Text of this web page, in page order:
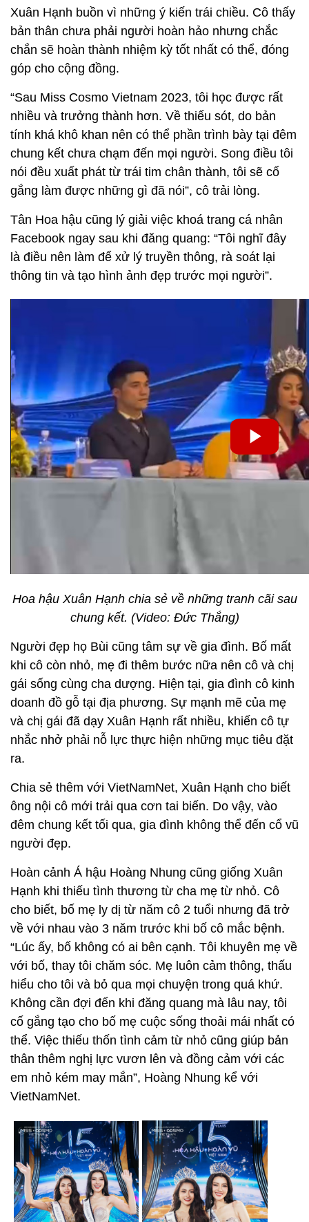
Xuân Hạnh buồn vì những ý kiến trái chiều. Cô thấy
bản thân chưa phải người hoàn hảo nhưng chắc
chắn sẽ hoàn thành nhiệm kỳ tốt nhất có thể, đóng
góp cho cộng đồng.
“Sau Miss Cosmo Vietnam 2023, tôi học được rất
nhiều và trưởng thành hơn. Về thiếu sót, do bản
tính khá khô khan nên có thể phần trình bày tại đêm
chung kết chưa chạm đến mọi người. Song điều tôi
nói đều xuất phát từ trái tim chân thành, tôi sẽ cố
gắng làm được những gì đã nói”, cô trải lòng.
Tân Hoa hậu cũng lý giải việc khoá trang cá nhân
Facebook ngay sau khi đăng quang: “Tôi nghĩ đây
là điều nên làm để xử lý truyền thông, rà soát lại
thông tin và tạo hình ảnh đẹp trước mọi người”.
Hoa hậu Xuân Hạnh chia sẻ về những tranh cãi sau
chung kết. (Video: Đức Thắng)
Người đẹp họ Bùi cũng tâm sự về gia đình. Bố mất
khi cô còn nhỏ, mẹ đi thêm bước nữa nên cô và chị
gái sống cùng cha dượng. Hiện tại, gia đình cô kinh
doanh đồ gỗ tại địa phương. Sự mạnh mẽ của mẹ
và chị gái đã dạy Xuân Hạnh rất nhiều, khiến cô tự
nhắc nhở phải nỗ lực thực hiện những mục tiêu đặt
ra.
Chia sẻ thêm với VietNamNet, Xuân Hạnh cho biết
ông nội cô mới trải qua cơn tai biến. Do vậy, vào
đêm chung kết tối qua, gia đình không thể đến cổ vũ
người đẹp.
Hoàn cảnh Á hậu Hoàng Nhung cũng giống Xuân
Hạnh khi thiếu tình thương từ cha mẹ từ nhỏ. Cô
cho biết, bố mẹ ly dị từ năm cô 2 tuổi nhưng đã trở
về với nhau vào 3 năm trước khi bố cô mắc bệnh.
“Lúc ấy, bố không có ai bên cạnh. Tôi khuyên mẹ về
với bố, thay tôi chăm sóc. Mẹ luôn cảm thông, thấu
hiểu cho tôi và bỏ qua mọi chuyện trong quá khứ.
Không cần đợi đến khi đăng quang mà lâu nay, tôi
cố gắng tạo cho bố mẹ cuộc sống thoải mái nhất có
thể. Việc thiếu thốn tình cảm từ nhỏ cũng giúp bản
thân thêm nghị lực vươn lên và đồng cảm với các
em nhỏ kém may mắn”, Hoàng Nhung kể với
VietNamNet.